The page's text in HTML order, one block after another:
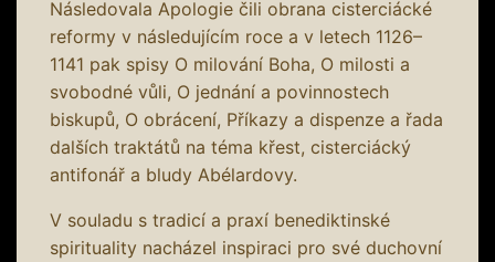
Následovala Apologie čili obrana cisterciácké
reformy v následujícím roce a v letech 1126–
1141 pak spisy O milování Boha, O milosti a
svobodné vůli, O jednání a povinnostech
biskupů, O obrácení, Příkazy a dispenze a řada
dalších traktátů na téma křest, cisterciácký
antifonář a bludy Abélardovy.
V souladu s tradicí a praxí benediktinské
spirituality nacházel inspiraci pro své duchovní